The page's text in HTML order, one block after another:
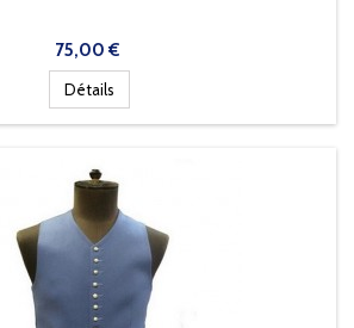
Prix
75,00 €
Détails